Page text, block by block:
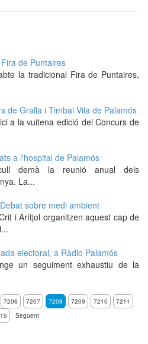
de Puntaires
la tradicional Fira de Puntaires,
de Gralla i Timbal Vila de Palamós
a la vuitena edició del Concurs de
a l'hospital de Palamós
demà la reunió anual dels
La...
Debat sobre medi ambient
i Arítjol organitzen aquest cap de
electoral, a Ràdio Palamós
un seguiment exhaustiu de la
7206 7207 7208 7209 7210
7211
Següent